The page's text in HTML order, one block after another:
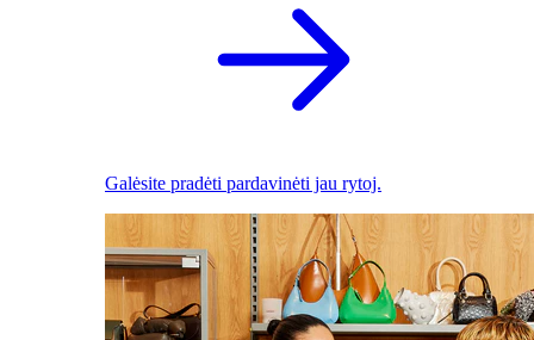
Galėsite pradėti pardavinėti jau rytoj.